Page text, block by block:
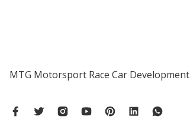
MTG Motorsport Race Car Development